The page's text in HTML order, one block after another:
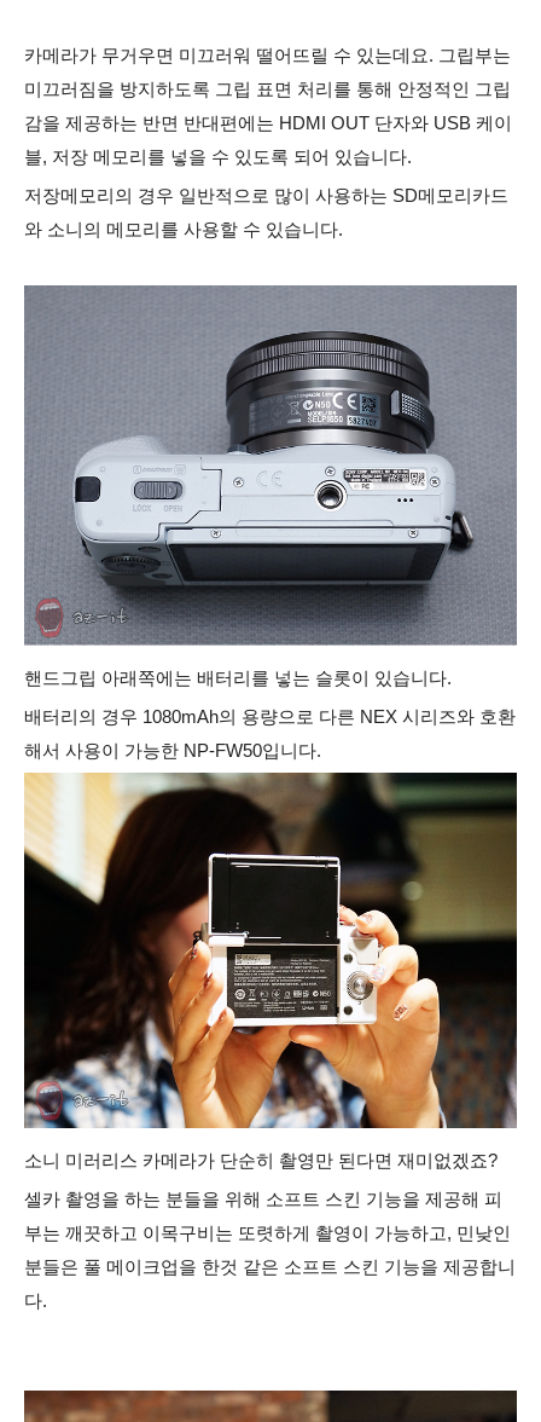
카메라가 무거우면 미끄러워 떨어뜨릴 수 있는데요. 그립부는
미끄러짐을 방지하도록 그립 표면 처리를 통해 안정적인 그립
감을 제공하는 반면 반대편에는 HDMI OUT 단자와 USB 케이
블, 저장 메모리를 넣을 수 있도록 되어 있습니다.
저장메모리의 경우 일반적으로 많이 사용하는 SD메모리카드
와 소니의 메모리를 사용할 수 있습니다.
핸드그립 아래쪽에는 배터리를 넣는 슬롯이 있습니다.
배터리의 경우 1080mAh의 용량으로 다른 NEX 시리즈와 호환
해서 사용이 가능한 NP-FW50입니다.
소니 미러리스 카메라가 단순히 촬영만 된다면 재미없겠죠?
셀카 촬영을 하는 분들을 위해 소프트 스킨 기능을 제공해 피
부는 깨끗하고 이목구비는 또렷하게 촬영이 가능하고, 민낮인
분들은 풀 메이크업을 한것 같은 소프트 스킨 기능을 제공합니
다.